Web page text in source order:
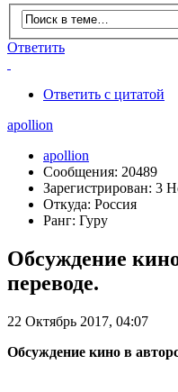
Ответить
Ответить с цитатой
apollion
apollion
Сообщения: 20489
Зарегистрирован: 3
Откуда: Россия
Ранг: Гуру
Обсуждение
переводе.
22 Октябрь 2017, 04:07
Обсуждение кино в